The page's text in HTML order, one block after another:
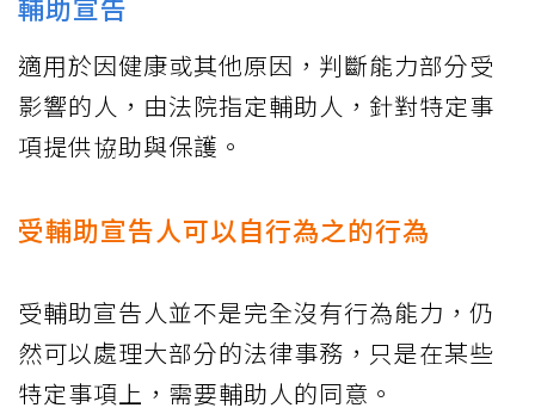
適用於因健康或其他原因，判斷能力部分受
影響的人，由法院指定輔助人，針對特定事
項提供協助與保護。
受輔助宣告人可以自行為之的行為
受輔助宣告人並不是完全沒有行為能力，仍
然可以處理大部分的法律事務，只是在某些
特定事項上，需要輔助人的同意。